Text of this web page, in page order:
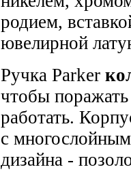
родием,
ювелирной
Ручка Parker
чтобы
работать.
с
дизайна -